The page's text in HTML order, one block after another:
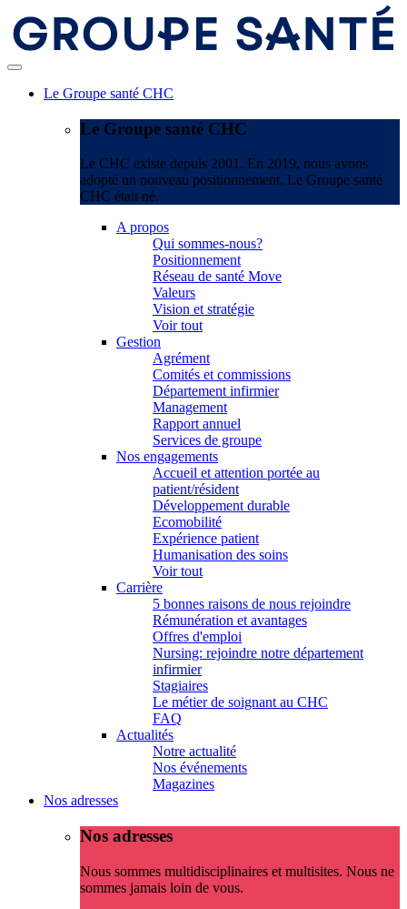
Le Groupe santé CHC
Le Groupe santé CHC
Le CHC existe depuis 2001. En 2019, nous avons
adopté un nouveau positionnement. Le Groupe santé
CHC était né.
A propos
Qui sommes-nous?
Positionnement
Réseau de santé Move
Valeurs
Vision et stratégie
Voir tout
Gestion
Agrément
Comités et commissions
Département infirmier
Management
Rapport annuel
Services de groupe
Nos engagements
Accueil et attention portée au
patient/résident
Développement durable
Ecomobilité
Expérience patient
Humanisation des soins
Voir tout
Carrière
5 bonnes raisons de nous rejoindre
Rémunération et avantages
Offres d'emploi
Nursing: rejoindre notre département
infirmier
Stagiaires
Le métier de soignant au CHC
FAQ
Actualités
Notre actualité
Nos événements
Magazines
Nos adresses
Nos adresses
Nous sommes multidisciplinaires et multisites. Nous ne
sommes jamais loin de vous.